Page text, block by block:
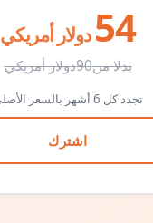
54 دولار أمريكي
بدلا من90دولار أمريكي
تجدد كل 6 أشهر بالسعر الأصلي
اشترك